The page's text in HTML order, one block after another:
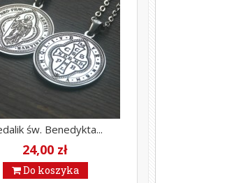
św. Benedykta...
24,00 zł
Do koszyka